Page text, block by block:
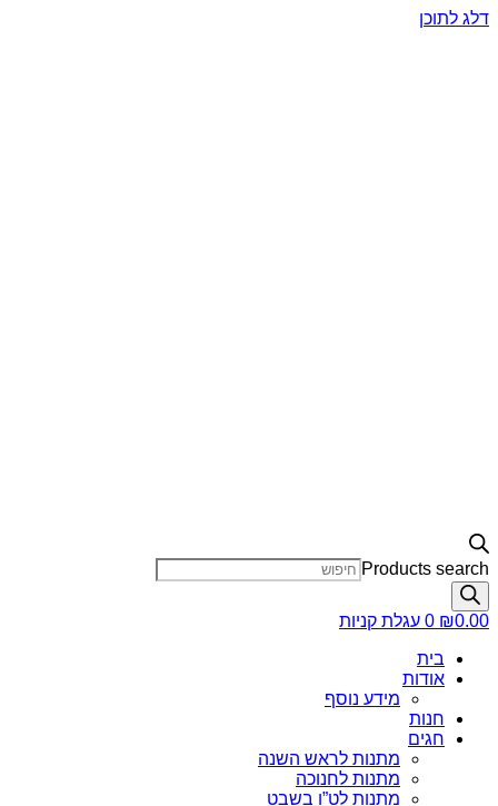
דלג לתוכן
Products search
₪0.00
0 עגלת קניות
בית
אודות
מידע נוסף
חנות
חגים
מתנות לראש השנה
מתנות לחנוכה
מתנות לט”ו בשבט